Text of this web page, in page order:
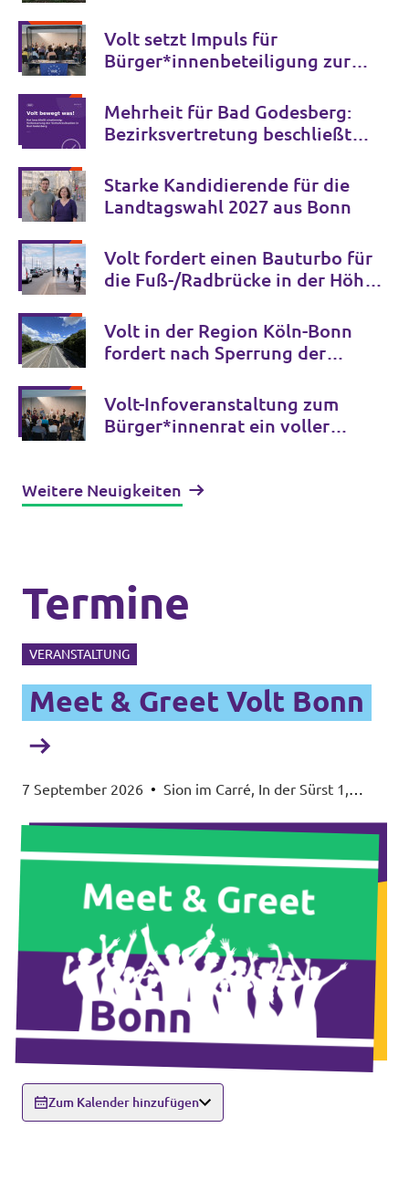
Volt setzt Impuls für
Bürger*innenbeteiligung zur
Mehrheit für Bad Godesberg:
Bezirksvertretung beschließt
Starke Kandidierende für die
Landtagswahl 2027 aus Bonn
Volt fordert einen Bauturbo für
die Fuß-/Radbrücke in der Höhe
Seilbahn
Volt in der Region Köln-Bonn
fordert nach Sperrung der
Volt-Infoveranstaltung zum
Bürger*innenrat ein voller
Weitere Neuigkeiten
Termine
VERANSTALTUNG
Meet & Greet Volt Bonn
7 September 2026 • Sion im Carré, In der Sürst 1,
Zum Kalender hinzufügen